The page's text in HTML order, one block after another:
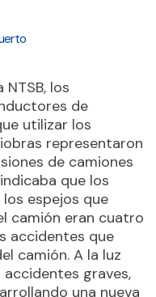
los
de
utilizar los
representaron
de camiones
que los
espejos que
camión eran cuatro
accidentes que
camión. A la luz
graves,
una nueva